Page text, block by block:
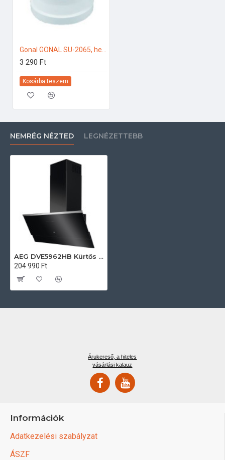
3 290 Ft
Kosárba teszem
NEMRÉG NÉZTED LEGNÉZETTEBB
AEG DVE5962HB Kürtős páraelszívó
204 990 Ft
Árukereső, a hiteles
vásárlási kalauz
Információk
Adatkezelési szabályzat
ÁSZF